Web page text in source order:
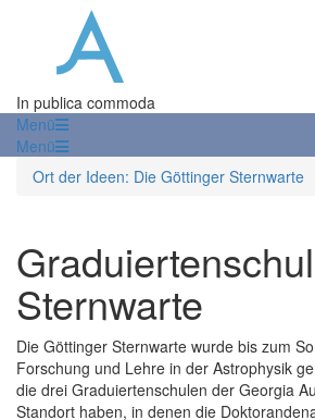
In publica commoda
Menü
Menü
Ort der Ideen: Die Göttinger Sternwarte
Sternwarte
Die Göttinger Sternwarte wurde bis zum
Forschung und Lehre in der Astrophysik
die drei Graduiertenschulen der Georgia
Standort haben, in denen die